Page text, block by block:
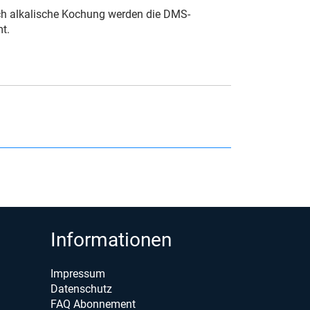
alkalische Kochung werden die DMS-
Informationen
Impressum
Datenschutz
FAQ Abonnement